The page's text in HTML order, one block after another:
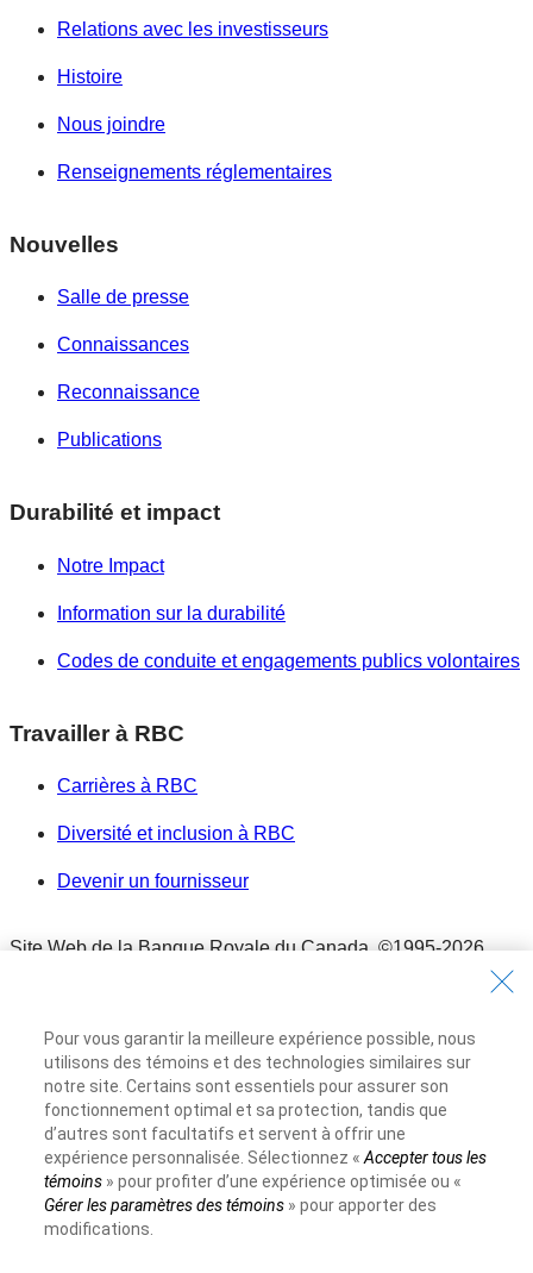
Relations avec les investisseurs
Histoire
Nous joindre
Renseignements réglementaires
Nouvelles
Salle de presse
Connaissances
Reconnaissance
Publications
Durabilité et impact
Notre Impact
Information sur la durabilité
Codes de conduite et engagements publics volontaires
Travailler à RBC
Carrières à RBC
Diversité et inclusion à RBC
Devenir un fournisseur
Site Web de la Banque Royale du Canada,©1995-2026
Accessibilité
Accessibilité
Protection des renseignements et Sécurité
Protection des renseignements et Sécurité
Publicité et témoins
Publicité et témoins
Pour vous garantir la meilleure expérience possible, nous
utilisons des témoins et des technologies similaires sur
notre site. Certains sont essentiels pour assurer son
fonctionnement optimal et sa protection, tandis que
d’autres sont facultatifs et servent à offrir une
expérience personnalisée. Sélectionnez « Accepter tous les
témoins» pour profiter d’une expérience optimisée ou «
Gérer les paramètres des témoins» pour apporter des
modifications.